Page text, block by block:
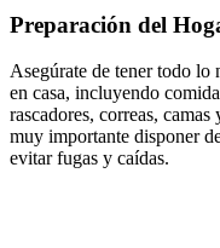
Preparación del
Asegúrate de tener todo lo
en casa, incluyendo
rascadores, correas, camas
muy importante disponer
evitar fugas y caídas.